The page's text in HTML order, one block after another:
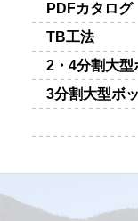
PDFカタログ
TB工法
2・4分割大型
3分割大型ボ